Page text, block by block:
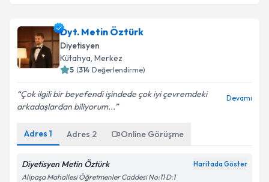
Dyt. Metin Öztürk
Diyetisyen
Kütahya, Merkez
5 (314 Değerlendirme)
Çok ilgili bir beyefendi işindede çok iyi çevremdeki
arkadaşlardan biliyorum...
Devamı
Adres 1 Adres 2 Online Görüşme
Diyetisyen Metin Öztürk Haritada Göster
Alipaşa Mahallesi Öğretmenler Caddesi No:11 D:1